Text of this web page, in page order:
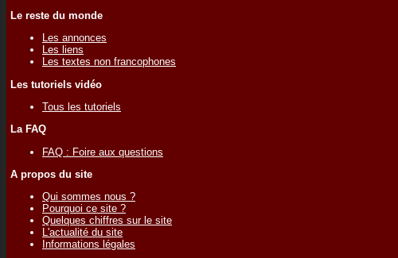
Le reste du monde
Les annonces
Les liens
Les textes non francophones
Les tutoriels vidéo
Tous les tutoriels
La FAQ
FAQ : Foire aux questions
A propos du site
Qui sommes nous ?
Pourquoi ce site ?
Quelques chiffres sur le site
L'actualité du site
Informations légales